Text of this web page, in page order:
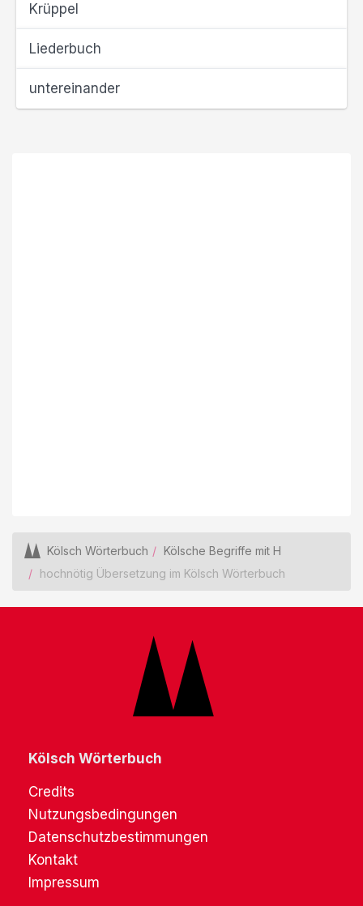
Krüppel
Liederbuch
untereinander
Kölsch Wörterbuch
Kölsche Begriffe mit H
hochnötig Übersetzung im Kölsch Wörterbuch
Kölsch Wörterbuch
Credits
Nutzungsbedingungen
Datenschutzbestimmungen
Kontakt
Impressum